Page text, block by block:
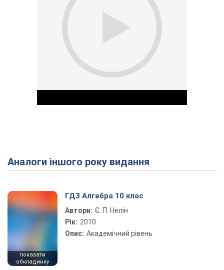
Play Video
Аналоги іншого року видання
показати
обкладинку
ГДЗ Алгебра 10 клас
Автори: Є. П. Нелін
Рік: 2010
Опис: Академічний рівень